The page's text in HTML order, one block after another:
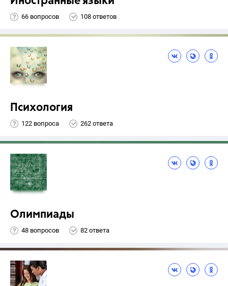
66 вопросов 108 ответов
Психология
122 вопроса 262 ответа
Олимпиады
48 вопросов 82 ответа